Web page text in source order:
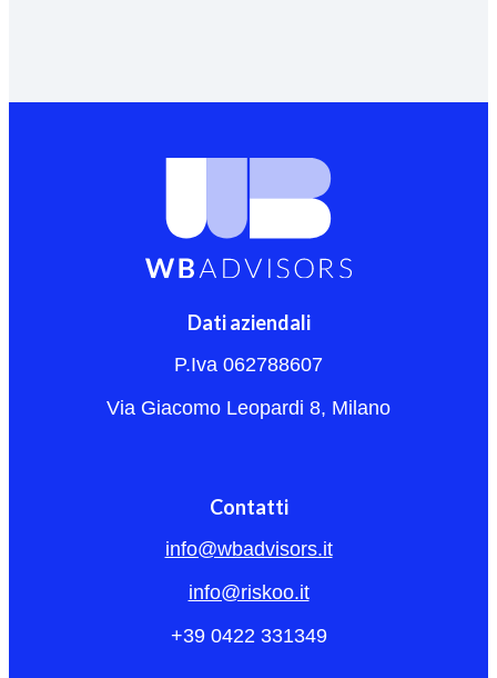
Dati aziendali
P.Iva 062788607
Via Giacomo Leopardi 8, Milano
Contatti
info@wbadvisors.it
info@riskoo.it
+39 0422 331349